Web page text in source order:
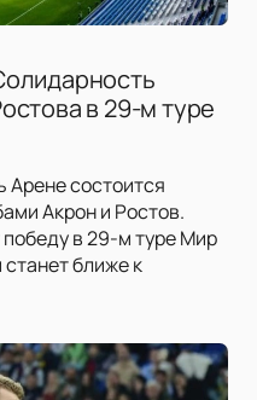
в 29-м туре
Арене состоится
Акрон и Ростов.
победу в 29-м туре Мир
ближе к